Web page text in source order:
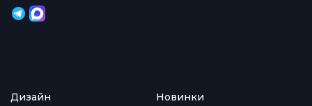
Дизайн
Новинки